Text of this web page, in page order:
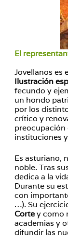
El
Jovellanos es
Ilustración
fecundo y
un hondo
por los
crítico y
preocupación
instituciones
Es asturiano,
noble. Tras
dedica a la
Durante su
con
…). Su
Cortey como
academias y
difundir las